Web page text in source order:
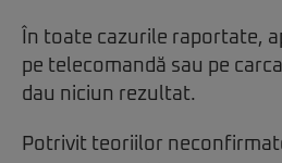
În toate cazurile raportate,
pe telecomandă sau pe
dau niciun rezultat.
Potrivit teoriilor